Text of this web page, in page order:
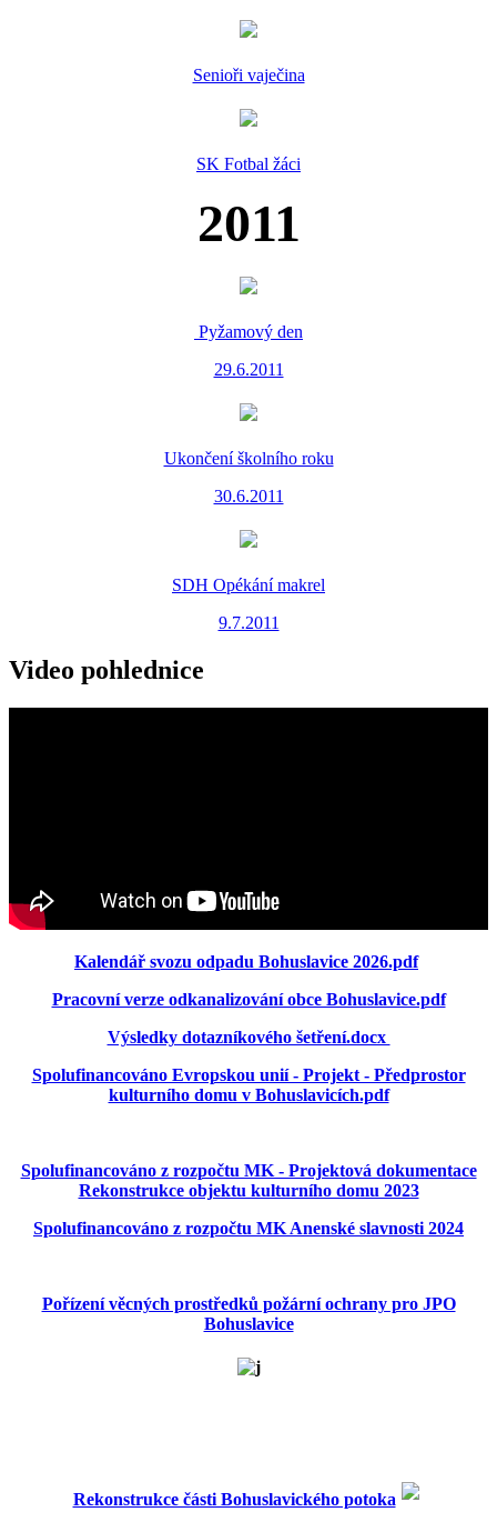
Senioři vaječina
SK Fotbal žáci
2011
Pyžamový den
29.6.2011
Ukončení školního roku
30.6.2011
SDH Opékání makrel
9.7.2011
Video pohlednice
Kalendář svozu odpadu Bohuslavice 2026.pdf
Pracovní verze odkanalizování obce Bohuslavice.pdf
Výsledky dotazníkového šetření.docx
Spolufinancováno Evropskou unií - Projekt - Předprostor
kulturního domu v Bohuslavicích.pdf
Spolufinancováno z rozpočtu MK - Projektová dokumentace
Rekonstrukce objektu kulturního domu 2023
Spolufinancováno z rozpočtu MK Anenské slavnosti 2024
Pořízení věcných prostředků požární ochrany pro JPO
Bohuslavice
Rekonstrukce části Bohuslavického potoka